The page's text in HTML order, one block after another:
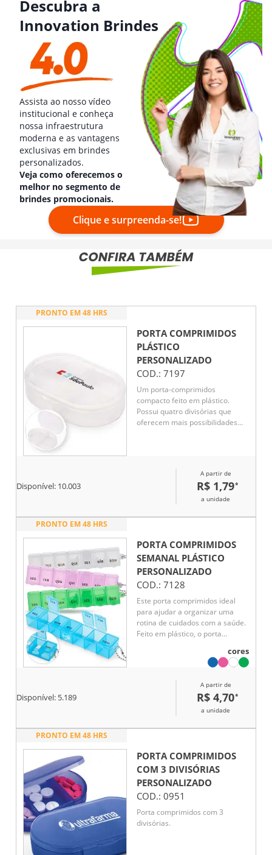
Descubra a
Innovation Brindes
Assista ao nosso vídeo
institucional e conheça
nossa infraestrutura
moderna e as vantagens
exclusivas em brindes
personalizados.
Veja como oferecemos o
melhor no segmento de
brindes promocionais.
Clique e surpreenda-se!
PRONTO EM 48 HRS
PORTA COMPRIMIDOS
PLÁSTICO
PERSONALIZADO
COD.: 7197
Um porta-comprimidos
compacto feito em plástico.
Possui quatro divisórias que
oferecem mais possibilidades
Disponível: 10.003
A partir de
R$ 1,79*
a unidade
PRONTO EM 48 HRS
PORTA COMPRIMIDOS
SEMANAL PLÁSTICO
PERSONALIZADO
COD.: 7128
Este porta comprimidos ideal
para ajudar a organizar uma
rotina de cuidados com a saúde.
Feito em plástico, o porta
divisórias com capacidade de até
10 ml. cada compartimento é
da semana abreviado, tudo para
facilitar a separação precisa de
medicamentos para uso de
acompanha uma corrente de
comprimidos e pendurá-lo em
um chaveiro ou alça.
cores
Disponível: 5.189
A partir de
R$ 4,70*
a unidade
PRONTO EM 48 HRS
PORTA COMPRIMIDOS
COM 3 DIVISÓRIAS
PERSONALIZADO
COD.: 0951
Porta comprimidos com 3
divisórias.